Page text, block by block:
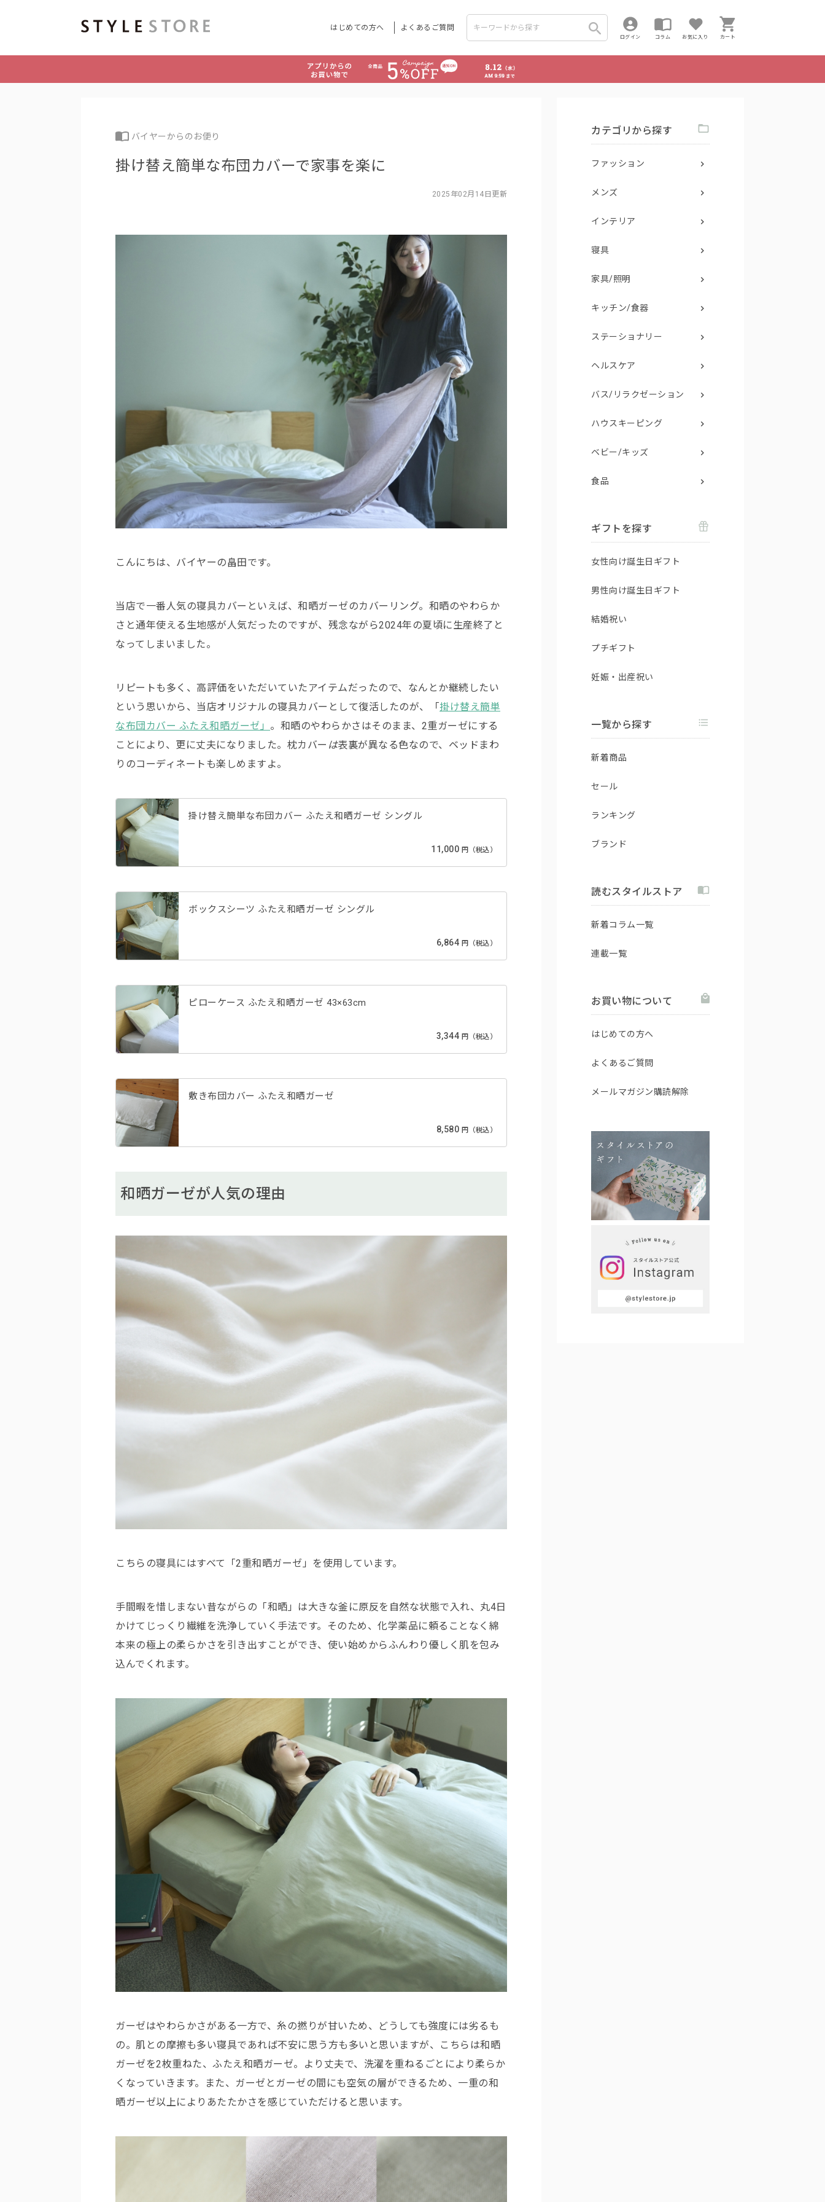
はじめての方へ よくあるご質問
ログイン コラム お気に入り カート
バイヤーからのお便り
掛け替え簡単な布団カバーで家事を楽に
2025年02月14日更新
こんにちは、バイヤーの畠田です。
当店で一番人気の寝具カバーといえば、和晒ガーゼのカバーリング。和晒のやわらか
さと通年使える生地感が人気だったのですが、残念ながら2024年の夏頃に生産終了と
なってしまいました。
リピートも多く、高評価をいただいていたアイテムだったので、なんとか継続したい
という思いから、当店オリジナルの寝具カバーとして復活したのが、「掛け替え簡単
な布団カバー ふたえ和晒ガーゼ」 。和晒のやわらかさはそのまま、2重ガーゼにする
ことにより、更に丈夫になりました。枕カバー は表裏が異なる色なので、ベッドまわ
りのコーディネートも楽しめますよ。
掛け替え簡単な布団カバー ふたえ和晒ガーゼ シングル
11,000 円（税込）
ボックスシーツ ふたえ和晒ガーゼ シングル
6,864 円（税込）
ピローケース ふたえ和晒ガーゼ 43×63cm
3,344 円（税込）
敷き布団カバー ふたえ和晒ガーゼ
8,580 円（税込）
和晒ガーゼが人気の理由
こちらの寝具にはすべて「2重和晒ガーゼ」を使用しています。
手間暇を惜しまない昔ながらの「和晒」は大きな釜に原反を自然な状態で入れ、丸4日
かけてじっくり繊維を洗浄していく手法です。そのため、化学薬品に頼ることなく綿
本来の極上の柔らかさを引き出すことができ、使い始めからふんわり優しく肌を包み
込んでくれます。
ガーゼはやわらかさがある一方で、糸の撚りが甘いため、どうしても強度には劣るも
の。肌との摩擦も多い寝具であれば不安に思う方も多いと思いますが、こちらは和晒
ガーゼを2枚重ねた、ふたえ和晒ガーゼ。より丈夫で、洗濯を重ねるごとにより柔らか
くなっていきます。また、ガーゼとガーゼの間にも空気の層ができるため、一重の和
晒ガーゼ以上によりあたたかさを感じていただけると思います。
カテゴリから探す
ファッション
メンズ
インテリア
寝具
家具/照明
キッチン/食器
ステーショナリー
ヘルスケア
バス/リラクゼーション
ハウスキーピング
ベビー/キッズ
食品
ギフトを探す
女性向け誕生日ギフト
男性向け誕生日ギフト
結婚祝い
プチギフト
妊娠・出産祝い
一覧から探す
新着商品
セール
ランキング
ブランド
読むスタイルストア
新着コラム一覧
連載一覧
お買い物について
はじめての方へ
よくあるご質問
メールマガジン購読解除